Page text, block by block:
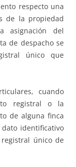
respecto una
de la propiedad
del
de despacho se
único que
cuando
registral o la
de alguna finca
identificativo
único de